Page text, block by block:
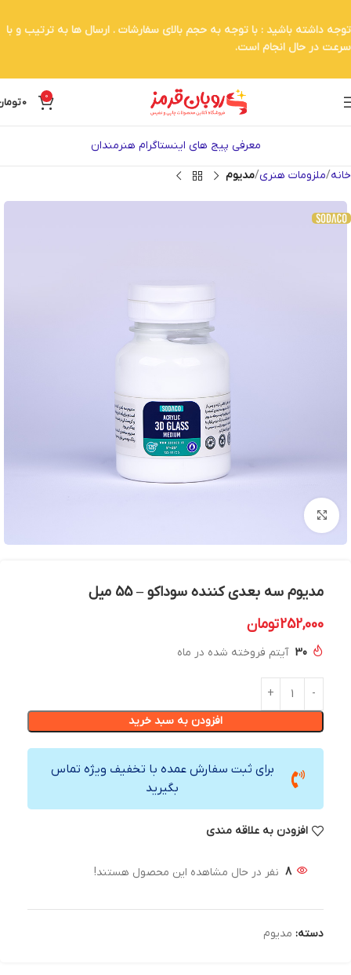
0
0
معرفی پیج های اینستاگرام هنرمندان
خانه ملزومات هنری مدیوم
بزرگنمایی تصویر
مدیوم سه بعدی کننده سوداکو – 55 میل
252,000تومان
30 آیتم فروخته شده در ماه
افزودن به سبد خرید
برای ثبت سفارش عمده با تخفیف ویژه تماس
بگیرید
افزودن به علاقه مندی
8 نفر در حال مشاهده این محصول هستند!
دسته: مدیوم
توجه داشته باشید : با توجه به حجم بالای سفارشات . ارسال ها به ترتیب و با
سرعت در حال انجام است.